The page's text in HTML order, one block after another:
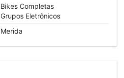
Bikes Completas
Grupos Eletrônicos
Merida